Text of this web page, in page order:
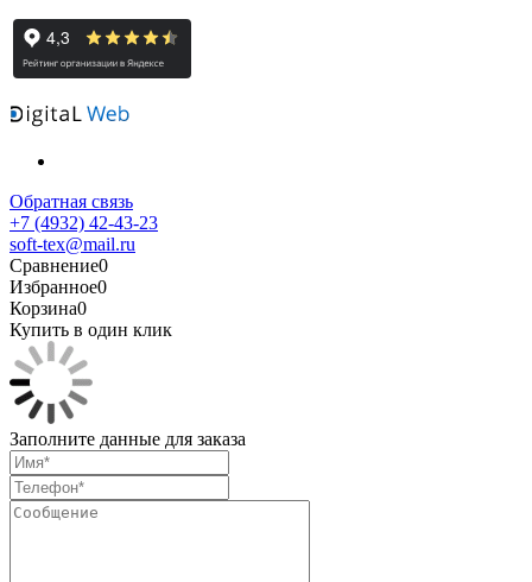
Обратная связь
+7 (4932) 42-43-23
soft-tex@mail.ru
Сравнение0
Избранное0
Корзина0
Купить в один клик
Заполните данные для заказа